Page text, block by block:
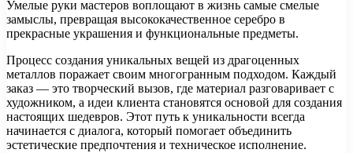
Умелые руки мастеров воплощают в жизнь самые смелые
замыслы, превращая высококачественное серебро в
прекрасные украшения и функциональные предметы.
Процесс создания уникальных вещей из драгоценных
металлов поражает своим многогранным подходом. Каждый
заказ — это творческий вызов, где материал разговаривает с
художником, а идеи клиента становятся основой для создания
настоящих шедевров. Этот путь к уникальности всегда
начинается с диалога, который помогает объединить
эстетические предпочтения и техническое исполнение.